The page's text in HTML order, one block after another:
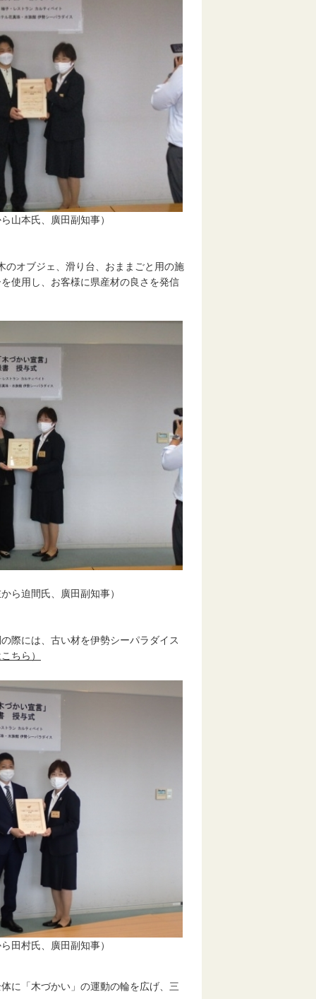
副知事）
オブジェ、滑り台、おままごと用の施
使用し、お客様に県産材の良さを発信
田副知事）
際には、古い材を伊勢シーパラダイス
ちら）
副知事）
に「木づかい」の運動の輪を広げ、三